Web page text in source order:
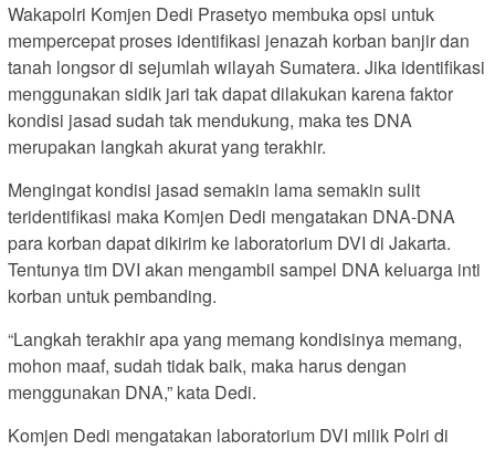
Wakapolri Komjen Dedi Prasetyo membuka opsi untuk
mempercepat proses identifikasi jenazah korban banjir dan
tanah longsor di sejumlah wilayah Sumatera. Jika identifikasi
menggunakan sidik jari tak dapat dilakukan karena faktor
kondisi jasad sudah tak mendukung, maka tes DNA
merupakan langkah akurat yang terakhir.
Mengingat kondisi jasad semakin lama semakin sulit
teridentifikasi maka Komjen Dedi mengatakan DNA-DNA
para korban dapat dikirim ke laboratorium DVI di Jakarta.
Tentunya tim DVI akan mengambil sampel DNA keluarga inti
korban untuk pembanding.
“Langkah terakhir apa yang memang kondisinya memang,
mohon maaf, sudah tidak baik, maka harus dengan
menggunakan DNA,” kata Dedi.
Komjen Dedi mengatakan laboratorium DVI milik Polri di